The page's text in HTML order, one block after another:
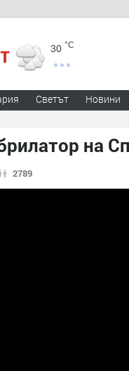
30 °C
Светът Новини
на
2789